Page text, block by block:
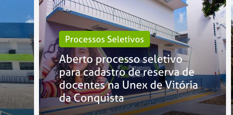
Processos Seletivos
Aberto processo seletivo
para cadastro de reserva de
docentes na Unex de Vitória
da Conquista